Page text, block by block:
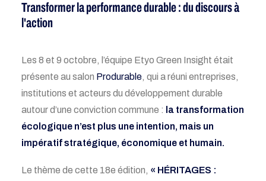
Transformer la performance durable : du discours à
l'action
Les 8 et 9 octobre, l’équipe Etyo Green Insight était
présente au salon Produrable, qui a réuni entreprises,
institutions et acteurs du développement durable
autour d’une conviction commune : la transformation
écologique n’est plus une intention, mais un
impératif stratégique, économique et humain.
Le thème de cette 18e édition, « HÉRITAGES :